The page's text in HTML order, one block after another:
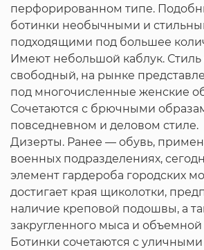
перфорированном типе.
ботинки необычными и
подходящими под большее
Имеют небольшой каблук.
свободный, на рынке
под многочисленные женские
Сочетаются с брючными
повседневном и деловом стиле.
Дизерты. Ранее — обувь,
военных подразделениях,
элемент гардероба городских
достигает края щиколотки,
наличие креповой подошвы, а
закругленного мыса и
Ботинки сочетаются с